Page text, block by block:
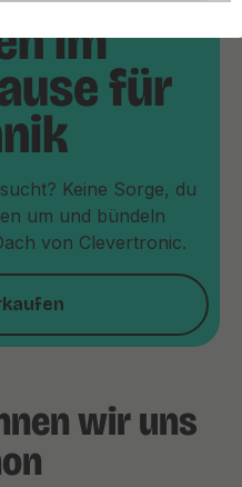
im
für
Keine Sorge, du
um und bündeln
von Clevertronic.
wir uns